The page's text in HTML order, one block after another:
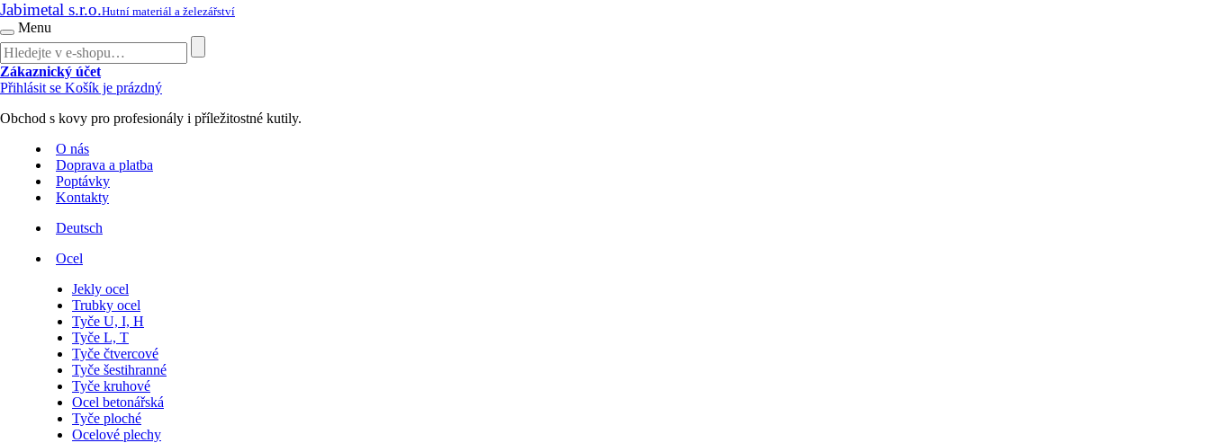
Jabimetal s.r.o.Hutní materiál a železářství
Menu
Zákaznický účet
Přihlásit se Košík je prázdný
Obchod s kovy pro profesionály i příležitostné kutily.
O nás
Doprava a platba
Poptávky
Kontakty
Deutsch
Ocel
Jekly ocel
Trubky ocel
Tyče U, I, H
Tyče L, T
Tyče čtvercové
Tyče šestihranné
Tyče kruhové
Ocel betonářská
Tyče ploché
Ocelové plechy